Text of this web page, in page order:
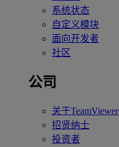
系统状态
自定义模块
面向开发者
社区
公司
关于TeamViewer
招贤纳士
投资者